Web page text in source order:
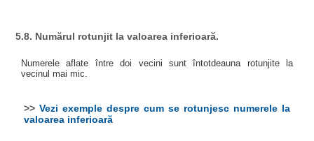
5.8. Numărul rotunjit la valoarea inferioară.
Numerele aflate între doi vecini sunt întotdeauna rotunjite la
vecinul mai mic.
>> Vezi exemple despre cum se rotunjesc numerele la
valoarea inferioară